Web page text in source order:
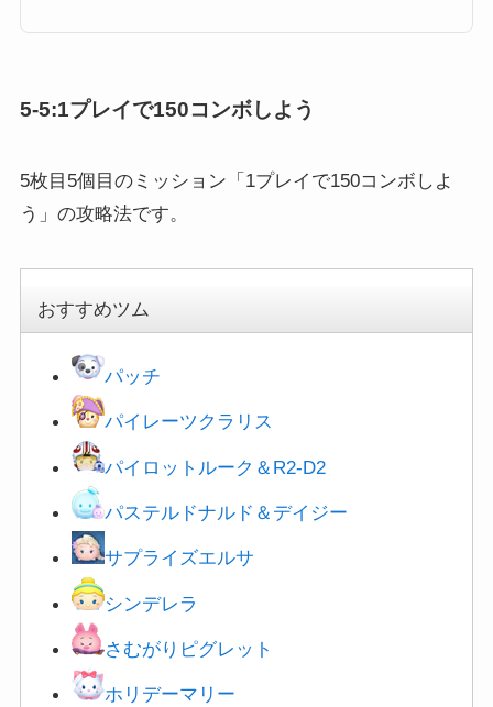
5-5:1プレイで150コンボしよう
5枚目5個目のミッション「1プレイで150コンボしよ
う」の攻略法です。
おすすめツム
パッチ
パイレーツクラリス
パイロットルーク＆R2-D2
パステルドナルド＆デイジー
サプライズエルサ
シンデレラ
さむがりピグレット
ホリデーマリー